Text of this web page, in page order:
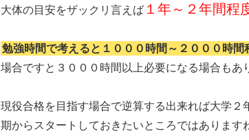
大体の目安をザックリ言えば １年～２年間程
勉強時間で考えると１０００時間～２０００時間
場合ですと３０００時間以上必要になる場合もあ
現役合格を目指す場合で逆算する出来れば大学
期からスタートしておきたいところではあります